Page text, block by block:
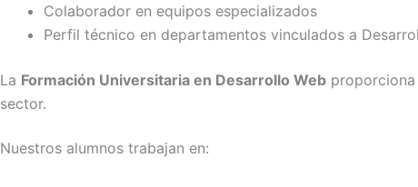
Colaborador en equipos especializados
Perfil técnico en departamentos vinculados a
La Formación Universitaria en Desarrollo Web
sector.
Nuestros alumnos trabajan en: